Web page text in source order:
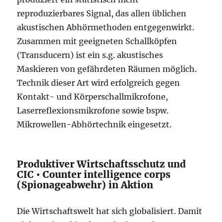
reproduzierbares Signal, das allen üblichen
akustischen Abhörmethoden entgegenwirkt.
Zusammen mit geeigneten Schallköpfen
(Transducern) ist ein s.g. akustisches
Maskieren von gefährdeten Räumen möglich.
Technik dieser Art wird erfolgreich gegen
Kontakt- und Körperschallmikrofone,
Laserreflexionsmikrofone sowie bspw.
Mikrowellen-Abhörtechnik eingesetzt.
Produktiver Wirtschaftsschutz und
CIC • Counter intelligence corps
(Spionageabwehr) in Aktion
Die Wirtschaftswelt hat sich globalisiert. Damit